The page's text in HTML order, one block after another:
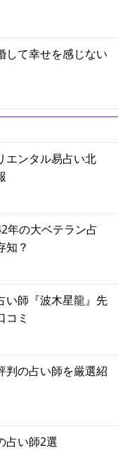
して幸せを感じない
エンタル易占い北
年の大ベテラン占
知？
い師『波木星龍』先
コミ
判の占い師を厳選紹
占い師2選